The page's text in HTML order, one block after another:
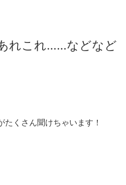
れこれ……などなど
くさん聞けちゃいます！